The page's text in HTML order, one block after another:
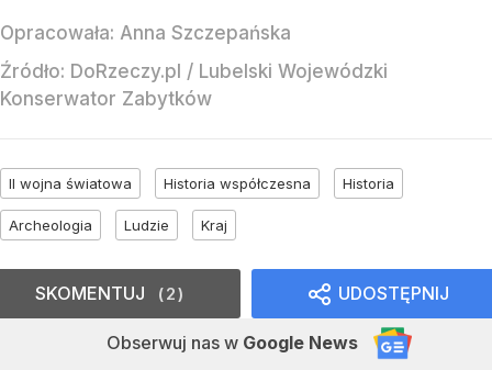
Opracowała: Anna Szczepańska
Źródło: DoRzeczy.pl / Lubelski Wojewódzki
Konserwator Zabytków
II wojna światowa Historia współczesna Historia
Archeologia Ludzie Kraj
UDOSTĘPNIJ
Obserwuj nas w Google News
SKOMENTUJ 2